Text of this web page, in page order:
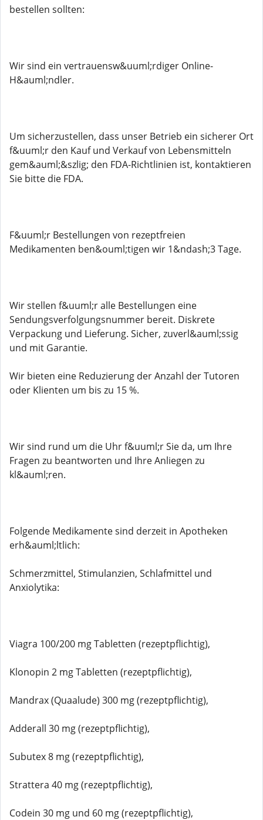
bestellen sollten:
Wir sind ein vertrauensw&uuml;rdiger Online-
H&auml;ndler.
Um sicherzustellen, dass unser Betrieb ein sicherer Ort
f&uuml;r den Kauf und Verkauf von Lebensmitteln
gem&auml;&szlig; den FDA-Richtlinien ist, kontaktieren
Sie bitte die FDA.
F&uuml;r Bestellungen von rezeptfreien
Medikamenten ben&ouml;tigen wir 1&ndash;3 Tage.
Wir stellen f&uuml;r alle Bestellungen eine
Sendungsverfolgungsnummer bereit. Diskrete
Verpackung und Lieferung. Sicher, zuverl&auml;ssig
und mit Garantie.
Wir bieten eine Reduzierung der Anzahl der Tutoren
oder Klienten um bis zu 15 %.
Wir sind rund um die Uhr f&uuml;r Sie da, um Ihre
Fragen zu beantworten und Ihre Anliegen zu
kl&auml;ren.
Folgende Medikamente sind derzeit in Apotheken
erh&auml;ltlich:
Schmerzmittel, Stimulanzien, Schlafmittel und
Anxiolytika:
Viagra 100/200 mg Tabletten (rezeptpflichtig),
Klonopin 2 mg Tabletten (rezeptpflichtig),
Mandrax (Quaalude) 300 mg (rezeptpflichtig),
Adderall 30 mg (rezeptpflichtig),
Subutex 8 mg (rezeptpflichtig),
Strattera 40 mg (rezeptpflichtig),
Codein 30 mg und 60 mg (rezeptpflichtig),